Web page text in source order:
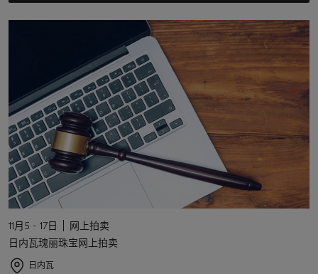
11月5 - 17日
网上拍卖
日内瓦瑰丽珠宝网上拍卖
日内瓦